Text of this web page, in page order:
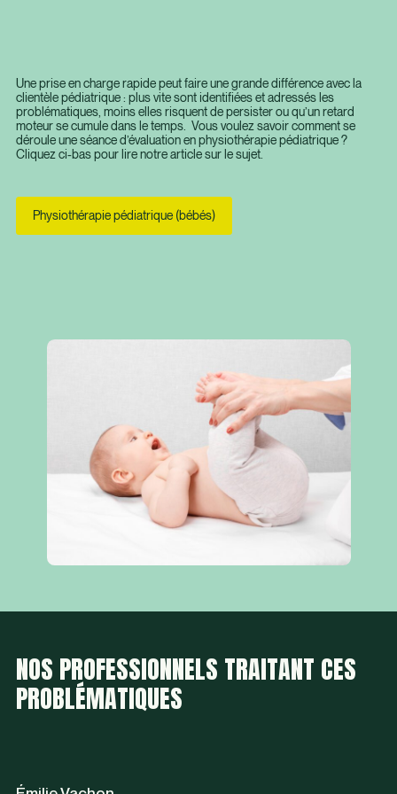
Une prise en charge rapide peut faire une grande différence avec la
clientèle pédiatrique : plus vite sont identifiées et adressés les
problématiques, moins elles risquent de persister ou qu’un retard
moteur se cumule dans le temps. Vous voulez savoir comment se
déroule une séance d’évaluation en physiothérapie pédiatrique ?
Cliquez ci-bas pour lire notre article sur le sujet.
Physiothérapie pédiatrique (bébés)
NOS PROFESSIONNELS TRAITANT CES
PROBLÉMATIQUES